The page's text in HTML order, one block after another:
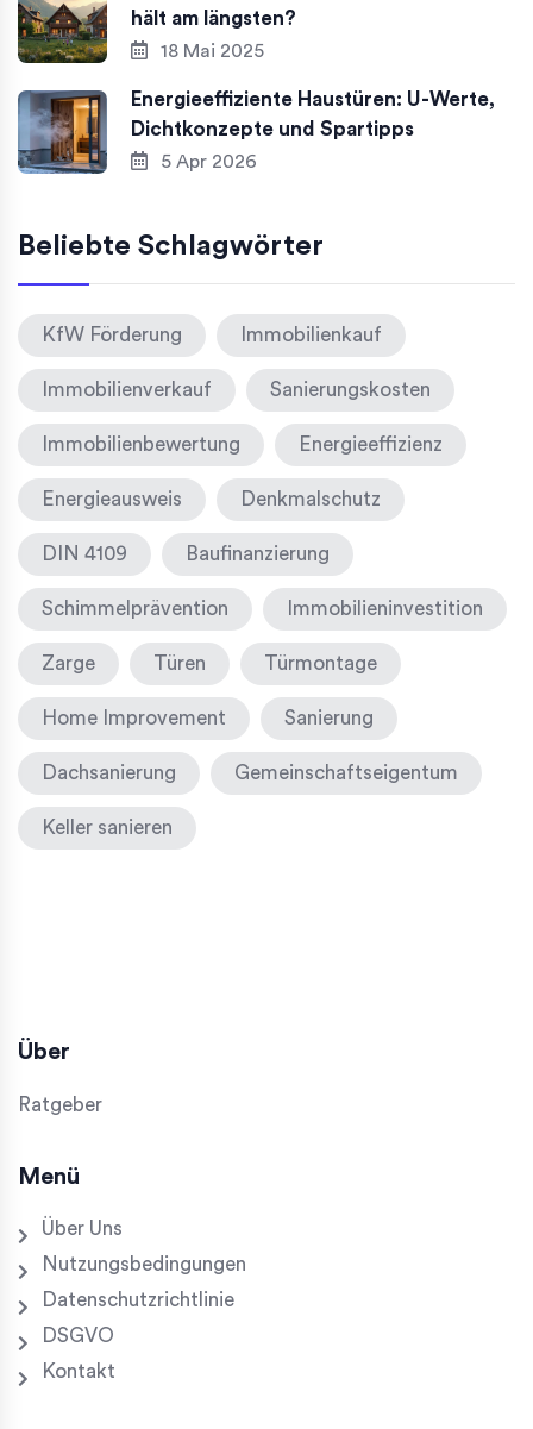
hält am längsten?
18 Mai 2025
Energieeffiziente Haustüren: U-Werte,
Dichtkonzepte und Spartipps
5 Apr 2026
Beliebte Schlagwörter
KfW Förderung Immobilienkauf
Immobilienverkauf Sanierungskosten
Immobilienbewertung Energieeffizienz
Energieausweis Denkmalschutz
DIN 4109 Baufinanzierung
Schimmelprävention Immobilieninvestition
Zarge Türen Türmontage
Home Improvement Sanierung
Dachsanierung Gemeinschaftseigentum
Keller sanieren
Über
Ratgeber
Menü
Über Uns
Nutzungsbedingungen
Datenschutzrichtlinie
DSGVO
Kontakt